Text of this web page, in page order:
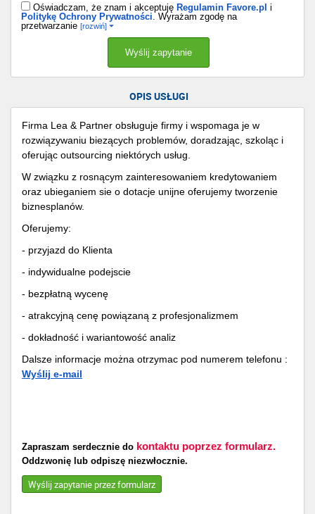
Oświadczam, że znam i akceptuję Regulamin Favore.pl i
Politykę Ochrony Prywatności . Wyrażam zgodę na
przetwarzanie [rozwiń]
OPIS USŁUGI
Firma Lea & Partner obsługuje firmy i wspomaga je w
rozwiązywaniu biezących problemów, doradzając, szkoląc i
oferując outsourcing niektórych usług.
W związku z rosnącym zainteresowaniem kredytowaniem
oraz ubieganiem sie o dotacje unijne oferujemy tworzenie
biznesplanów.
Oferujemy:
- przyjazd do Klienta
- indywidualne podejscie
- bezpłatną wycenę
- atrakcyjną cenę powiązaną z profesjonalizmem
- dokładność i wariantowość analiz
Dalsze informacje można otrzymac pod numerem telefonu :
Wyślij e-mail
Zapraszam serdecznie do kontaktu poprzez formularz.
Oddzwonię lub odpiszę niezwłocznie.
Wyślij zapytanie przez formularz